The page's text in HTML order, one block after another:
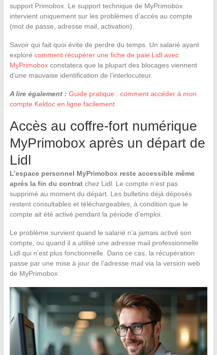
support Primobox. Le support technique de MyPrimobox
intervient uniquement sur les problèmes d’accès au compte
(mot de passe, adresse mail, activation).
Savoir qui fait quoi évite de perdre du temps. Un salarié ayant
exploré comment récupérer une fiche de paie Lidl avec
MyPrimoboxconstatera que la plupart des blocages viennent
d’une mauvaise identification de l’interlocuteur.
A lire également : Guide pratique : comment accéder à mon
compte Keldoc en ligne facilement
Accès au coffre-fort numérique
MyPrimobox après un départ de
Lidl
L’espace personnel MyPrimobox reste accessible même
après la fin du contratchez Lidl. Le compte n’est pas
supprimé au moment du départ. Les bulletins déjà déposés
restent consultables et téléchargeables, à condition que le
compte ait été activé pendant la période d’emploi.
Le problème survient quand le salarié n’a jamais activé son
compte, ou quand il a utilisé une adresse mail professionnelle
Lidl qui n’est plus fonctionnelle. Dans ce cas, la récupération
passe par une mise à jour de l’adresse mail via la version web
de MyPrimobox.